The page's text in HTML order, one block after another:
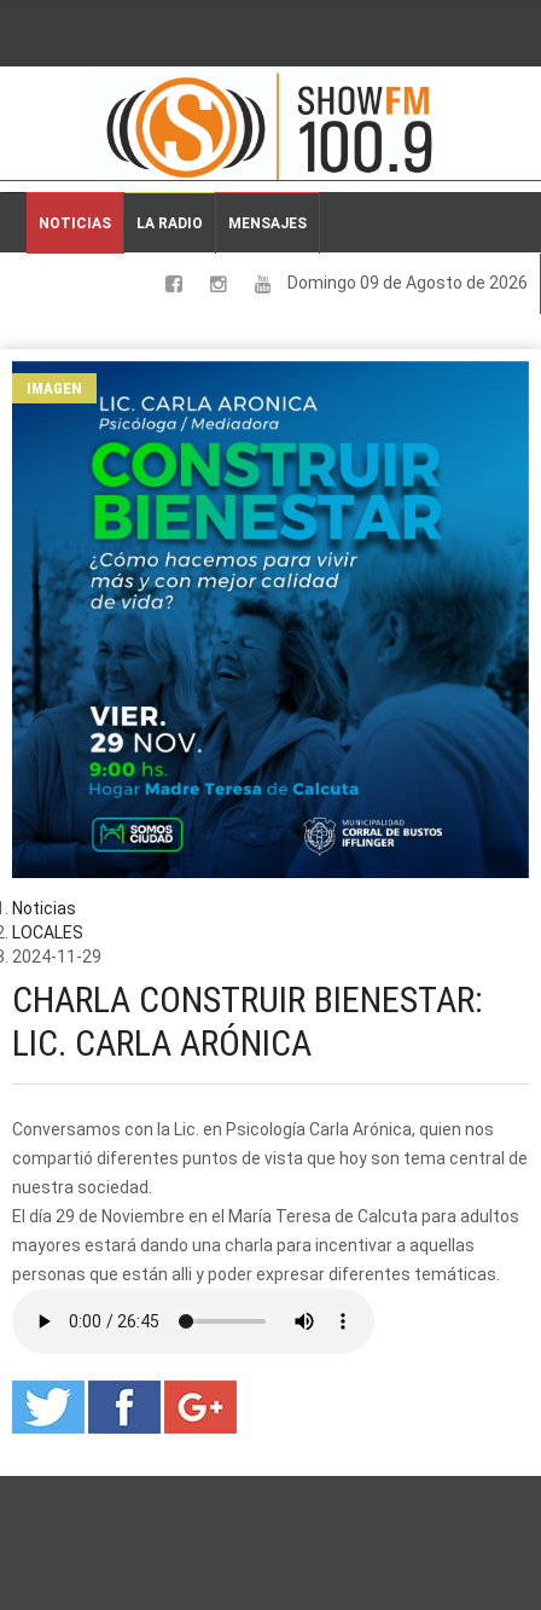
2026-08-09 12:38:37
NOTICIAS LA RADIO MENSAJES
Domingo 09 de Agosto de 2026
LOCALES
ESPECTACULOS
INTERNACIONALES
IMAGEN
Noticias
LOCALES
2024-11-29
CHARLA CONSTRUIR BIENESTAR:
LIC. CARLA ARÓNICA
Conversamos con la Lic. en Psicología Carla Arónica, quien nos
compartió diferentes puntos de vista que hoy son tema central de
nuestra sociedad.
El día 29 de Noviembre en el María Teresa de Calcuta para adultos
mayores estará dando una charla para incentivar a aquellas
personas que están alli y poder expresar diferentes temáticas.